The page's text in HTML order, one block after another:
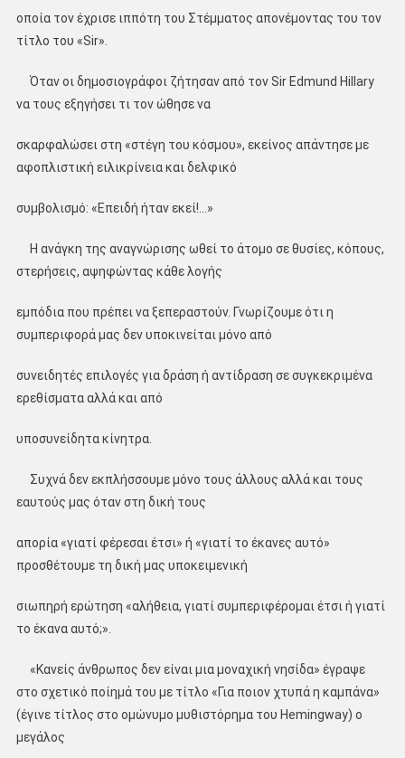
οποία τον έχρισε ιππότη του Στέμματος απονέμοντας του τον
τίτλο του «Sir».
Όταν οι δημοσιογράφοι ζήτησαν από τον Sir Edmund Hillary
να τους εξηγήσει τι τον ώθησε να
σκαρφαλώσει στη «στέγη του κόσμου», εκείνος απάντησε με
αφοπλιστική ειλικρίνεια και δελφικό
συμβολισμό: «Επειδή ήταν εκεί!…»
Η ανάγκη της αναγνώρισης ωθεί το άτομο σε θυσίες, κόπους,
στερήσεις, αψηφώντας κάθε λογής
εμπόδια που πρέπει να ξεπεραστούν. Γνωρίζουμε ότι η
συμπεριφορά μας δεν υποκινείται μόνο από
συνειδητές επιλογές για δράση ή αντίδραση σε συγκεκριμένα
ερεθίσματα αλλά και από
υποσυνείδητα κίνητρα.
Συχνά δεν εκπλήσσουμε μόνο τους άλλους αλλά και τους
εαυτούς μας όταν στη δική τους
απορία «γιατί φέρεσαι έτσι» ή «γιατί το έκανες αυτό»
προσθέτουμε τη δική μας υποκειμενική
σιωπηρή ερώτηση «αλήθεια, γιατί συμπεριφέρομαι έτσι ή γιατί
το έκανα αυτό;».
«Κανείς άνθρωπος δεν είναι μια μοναχική νησίδα» έγραψε
στο σχετικό ποίημά του με τίτλο «Για ποιον χτυπά η καμπάνα»
(έγινε τίτλος στο ομώνυμο μυθιστόρημα του Hemingway) ο
μεγάλος